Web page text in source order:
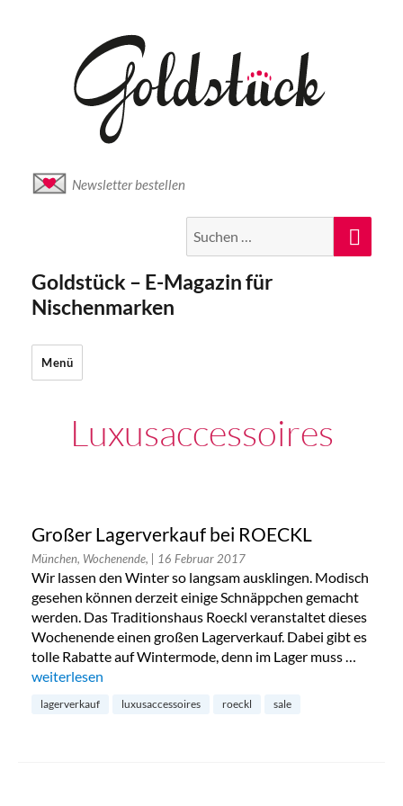
Newsletter bestellen
nach:
Goldstück – E-Magazin für
Nischenmarken
Menü
Luxusaccessoires
Großer Lagerverkauf bei ROECKL
München, Wochenende, | 16 Februar 2017
Wir lassen den Winter so langsam ausklingen. Modisch
gesehen können derzeit einige Schnäppchen gemacht
werden. Das Traditionshaus Roeckl veranstaltet dieses
Wochenende einen großen Lagerverkauf. Dabei gibt es
tolle Rabatte auf Wintermode, denn im Lager muss …
„Großer Lagerverkauf bei ROECKL“
weiterlesen
lagerverkauf luxusaccessoires roeckl sale